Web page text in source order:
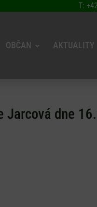
T:
OBČAN AKTUALITY
Jarcová dne